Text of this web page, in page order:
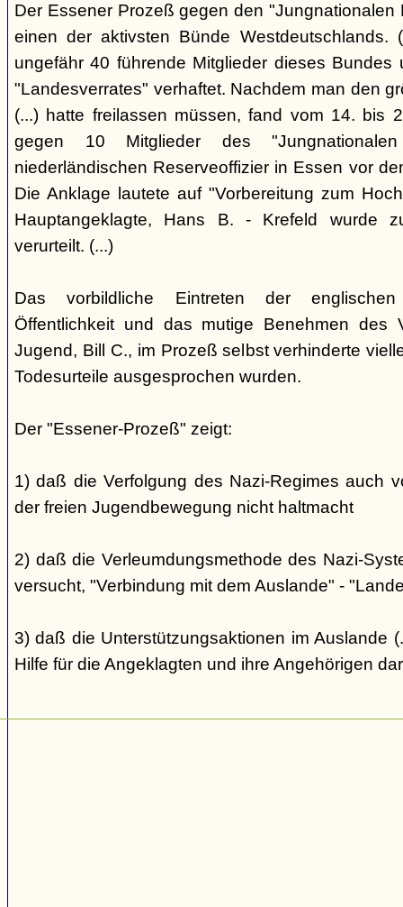
Der Essener Prozeß gegen den "Jungnationalen
einen der aktivsten Bünde Westdeutschlands.
ungefähr 40 führende Mitglieder dieses Bundes
"Landesverrates" verhaftet. Nachdem man den
(...) hatte freilassen müssen, fand vom 14. bis
gegen 10 Mitglieder des
niederländischen Reserveoffizier in Essen vor
Die Anklage lautete auf "Vorbereitung zum
Hauptangeklagte, Hans B. - Krefeld wurde
verurteilt. (...)
Das vorbildliche Eintreten der
Öffentlichkeit und das mutige Benehmen des
Jugend, Bill C., im Prozeß selbst verhinderte
Todesurteile ausgesprochen wurden.
Der "Essener-Prozeß" zeigt:
1) daß die Verfolgung des Nazi-Regimes auch
der freien Jugendbewegung nicht haltmacht
2) daß die Verleumdungsmethode des Nazi-
versucht, "Verbindung mit dem Auslande" -
3) daß die Unterstützungsaktionen im Auslande
Hilfe für die Angeklagten und ihre Angehörigen